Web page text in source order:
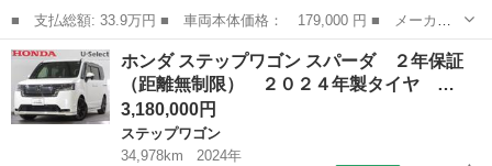
■ 支払総額: 33.9万円 ■ 車両本体価格： 179,000 円 ■ メーカー
名： ホンダ ■ 車種名： ステップワゴン ■ グレード名： Ｇ
Ｌパッケージ 両側パワースラシドドア 純正ナビ 地デジ ＴＶ
バックカメラ...
東京 町田市 ステップワゴン
ホンダ ステップワゴン スパーダ ２年保証
（距離無制限） ２０２４年製タイヤ …
3,180,000円
ステップワゴン
34,978km
2024年